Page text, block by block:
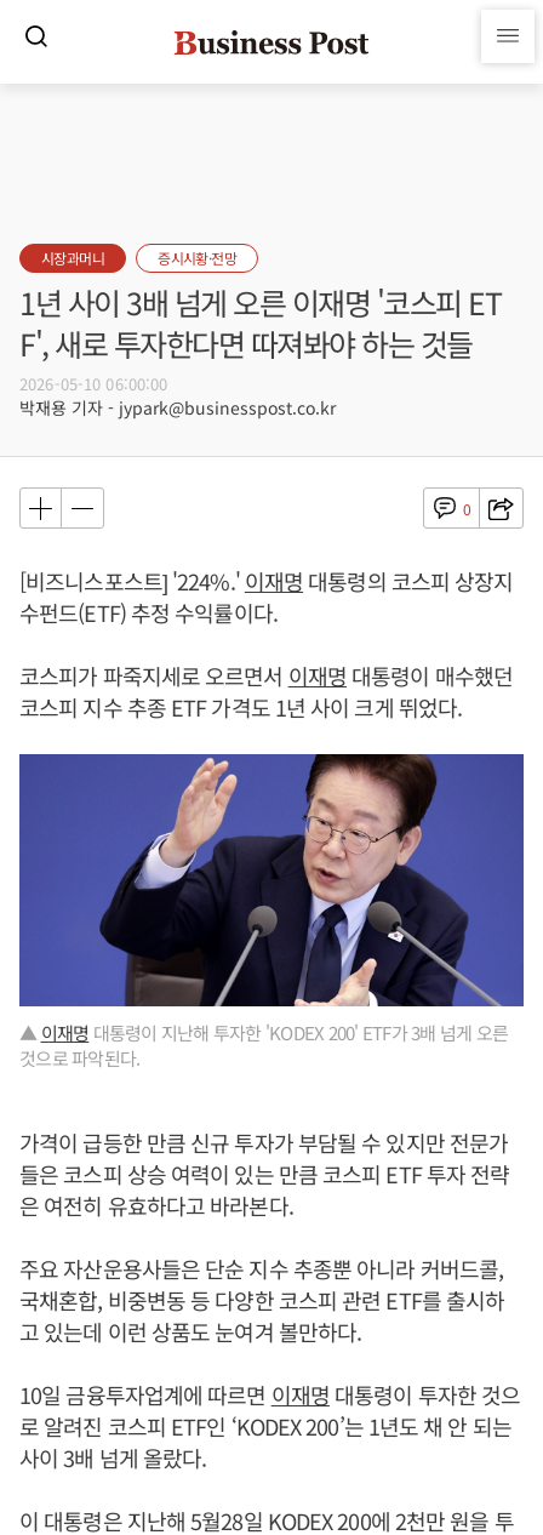
시장과머니 증시시황·전망
1년 사이 3배 넘게 오른 이재명 '코스피 ET
F', 새로 투자한다면 따져봐야 하는 것들
2026-05-10 06:00:00
박재용 기자 - jypark@businesspost.co.kr
0
[비즈니스포스트] '224%.'이재명 대통령의 코스피 상장지
수펀드(ETF) 추정 수익률이다.
코스피가 파죽지세로 오르면서 이재명 대통령이 매수했던
코스피 지수 추종 ETF 가격도 1년 사이 크게 뛰었다.
▲ 이재명 대통령이 지난해 투자한 'KODEX 200' ETF가 3배 넘게 오른
것으로 파악된다.
가격이 급등한 만큼 신규 투자가 부담될 수 있지만 전문가
들은 코스피 상승 여력이 있는 만큼 코스피 ETF 투자 전략
은 여전히 유효하다고 바라본다.
주요 자산운용사들은 단순 지수 추종뿐 아니라 커버드콜,
국채혼합, 비중변동 등 다양한 코스피 관련 ETF를 출시하
고 있는데 이런 상품도 눈여겨 볼만하다.
10일 금융투자업계에 따르면 이재명 대통령이 투자한 것으
로 알려진 코스피 ETF인 ‘KODEX 200’는 1년도 채 안 되는
사이 3배 넘게 올랐다.
이 대통령은 지난해 5월28일 KODEX 200에 2천만 원을 투